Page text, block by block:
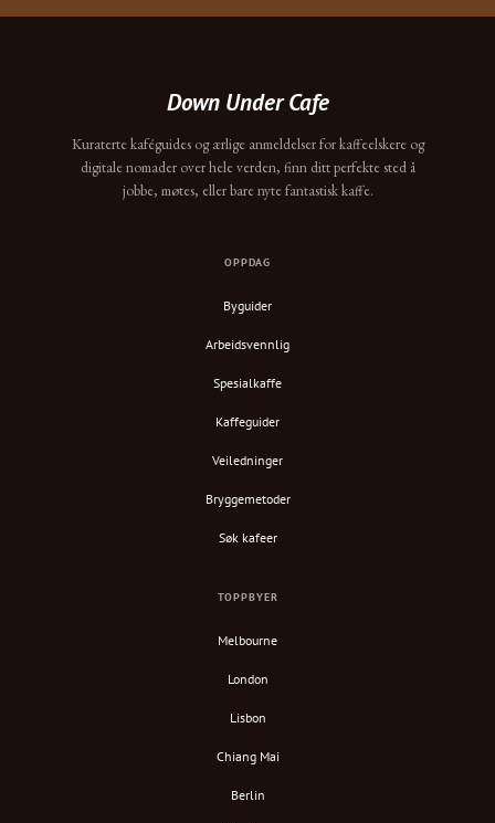
Down Under Cafe
Kuraterte kaféguides og ærlige anmeldelser for kaffeelskere og
digitale nomader over hele verden, finn ditt perfekte sted å
jobbe, møtes, eller bare nyte fantastisk kaffe.
OPPDAG
Byguider
Arbeidsvennlig
Spesialkaffe
Kaffeguider
Veiledninger
Bryggemetoder
Søk kafeer
TOPPBYER
Melbourne
London
Lisbon
Chiang Mai
Berlin